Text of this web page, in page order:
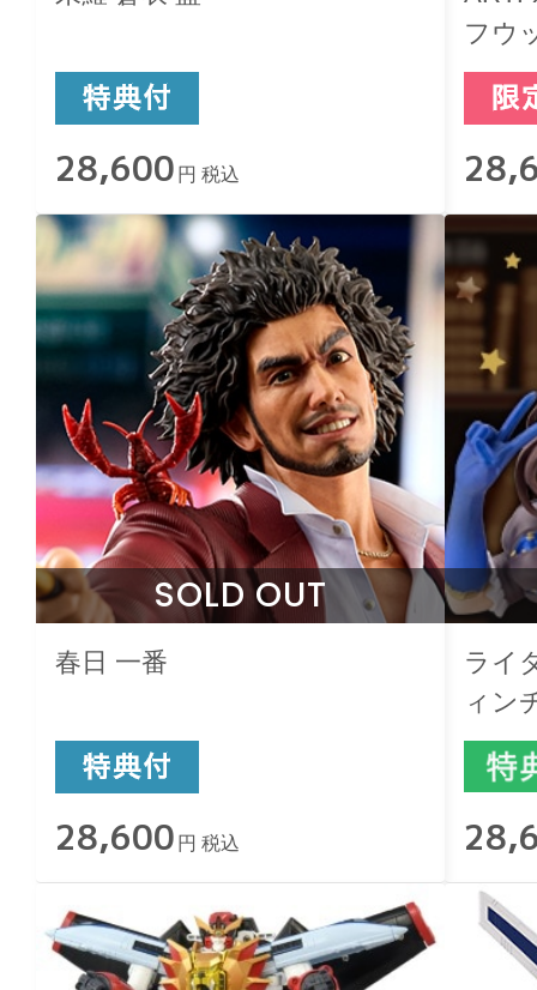
28,600 円 税込
フウ
Ver.
SOLD OUT
春日 一番
28,600 円 税込
ライ
ィン